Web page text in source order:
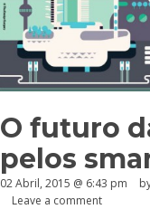
O futuro
pelos
02 Abril, 2015 @ 6:43 pm
Leave a comment